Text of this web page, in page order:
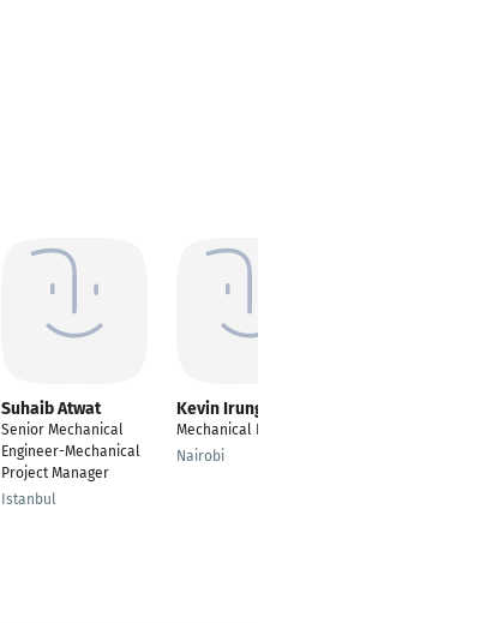
Suhaib Atwat
Senior Mechanical
Engineer-Mechanical
Project Manager
Istanbul
Kevin Irungu
Mechanical Engineer
Nairobi